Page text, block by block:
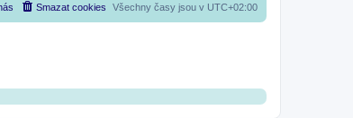
Všechny časy jsou v UTC+02:00
Smazat cookies